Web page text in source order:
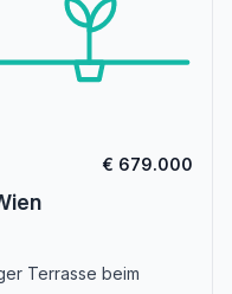
€ 679.000
Terrasse beim